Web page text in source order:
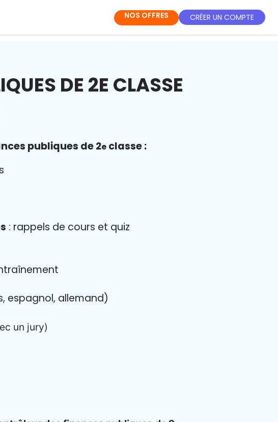
NOS OFFRES CRÉER UN COMPTE
DE 2E CLASSE
publiques de 2e classe :
: rappels de cours et quiz
espagnol, allemand)
un jury)